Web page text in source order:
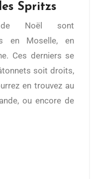
Spritzs
en Moselle, en
Ces derniers se
soit droits,
en trouvez au
ou encore de